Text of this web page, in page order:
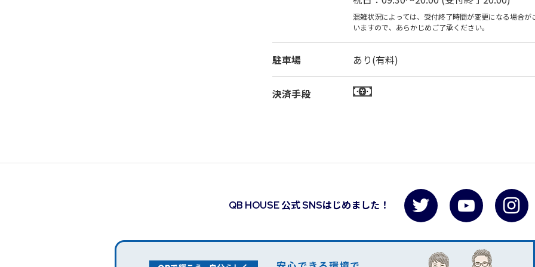
混雑状況によっては、受付終了時間が変更になる場合が
いますので、あらかじめご了承ください。
駐車場 あり(有料)
決済手段
QB HOUSE 公式 SNSはじめました！